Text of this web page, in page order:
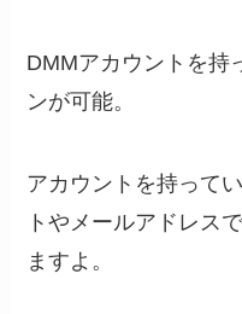
DMMアカウントを持
ンが可能。
アカウントを持って
トやメールアドレス
ますよ。